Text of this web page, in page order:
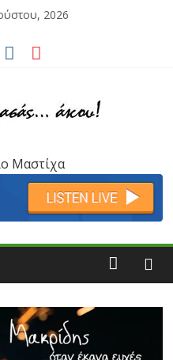
2026
Γιώργος Στρατάκης
Μαστίχα